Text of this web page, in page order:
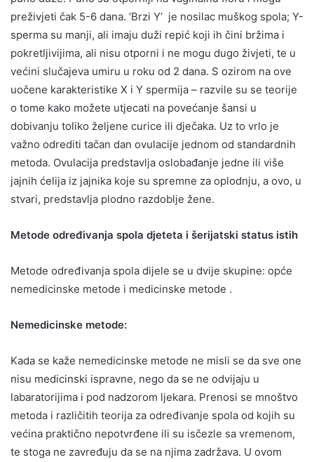
preživjeti čak 5-6 dana. ‘Brzi Y’ je nosilac muškog spola; Y-
sperma su manji, ali imaju duži repić koji ih čini bržima i
pokretljivijima, ali nisu otporni i ne mogu dugo živjeti, te u
većini slučajeva umiru u roku od 2 dana. S ozirom na ove
uočene karakteristike X i Y spermija – razvile su se teorije
o tome kako možete utjecati na povećanje šansi u
dobivanju toliko željene curice ili dječaka. Uz to vrlo je
važno odrediti tačan dan ovulacije jednom od standardnih
metoda. Ovulacija predstavlja oslobađanje jedne ili više
jajnih ćelija iz jajnika koje su spremne za oplodnju, a ovo, u
stvari, predstavlja plodno razdoblje žene.
Metode određivanja spola djeteta i šerijatski status istih
Metode određivanja spola dijele se u dvije skupine: opće
nemedicinske metode i medicinske metode .
Nemedicinske metode:
Kada se kaže nemedicinske metode ne misli se da sve one
nisu medicinski ispravne, nego da se ne odvijaju u
labaratorijima i pod nadzorom ljekara. Prenosi se mnoštvo
metoda i različitih teorija za određivanje spola od kojih su
većina praktično nepotvrđene ili su isčezle sa vremenom,
te stoga ne zavređuju da se na njima zadržava. U ovom